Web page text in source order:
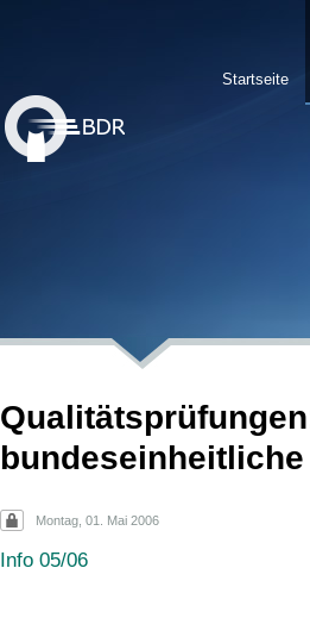
Startseite
Montag, 01. Mai 2006
Info 05/06